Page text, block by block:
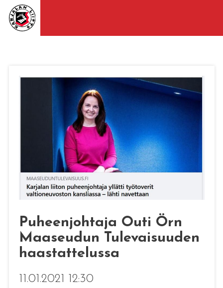
Puheenjohtaja Outi Örn
Maaseudun Tulevaisuuden
haastattelussa
11.01.2021 12:30